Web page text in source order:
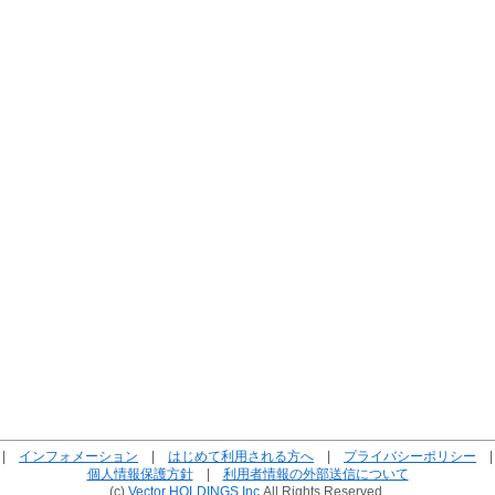
インフォメーション | はじめて利用される方へ | プライバシーポリシー
個人情報保護方針| 利用者情報の外部送信について
(c) Vector HOLDINGS Inc. All Rights Reserved.